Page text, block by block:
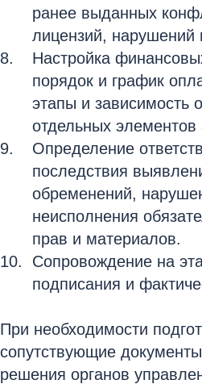
ранее выданных
лицензий, нарушений
Настройка
порядок и график
этапы и зависимость
отдельных элементов
Определение
последствия
обременений,
неисполнения
прав и материалов.
Сопровождение на
подписания и
При необходимости
сопутствующие
решения органов